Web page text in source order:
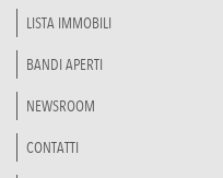
LISTA IMMOBILI
BANDI APERTI
NEWSROOM
CONTATTI